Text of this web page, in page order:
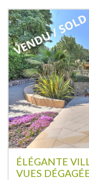
ÉLÉGANTE
VUES